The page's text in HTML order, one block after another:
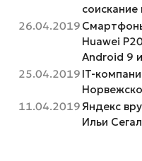
26.04.2019
Huawei
Android 9
25.04.2019 IT-
11.04.2019Яндекс
Ильи